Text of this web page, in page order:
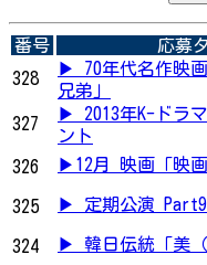
番号 応募
328
▶ 70年代名作映
兄弟」
327
▶ 2013年K-ドラ
ント
326
▶12月 映画「映画
325
▶ 定期公演
324
▶ 韓日伝統「美